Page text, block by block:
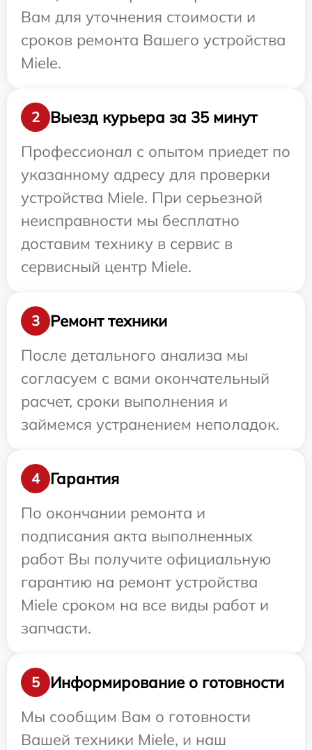
Вам для уточнения стоимости и
сроков ремонта Вашего устройства
Miele.
2
Выезд курьера за 35 минут
Профессионал с опытом приедет по
указанному адресу для проверки
устройства Miele. При серьезной
неисправности мы бесплатно
доставим технику в сервис в
сервисный центр Miele.
3
Ремонт техники
После детального анализа мы
согласуем с вами окончательный
расчет, сроки выполнения и
займемся устранением неполадок.
4
Гарантия
По окончании ремонта и
подписания акта выполненных
работ Вы получите официальную
гарантию на ремонт устройства
Miele сроком на все виды работ и
запчасти.
5
Информирование о готовности
Мы сообщим Вам о готовности
Вашей техники Miele, и наш